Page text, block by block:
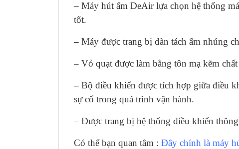
– Máy hút ẩm DeAir lựa chọn hệ thống
tốt.
– Máy được trang bị dàn tách ẩm nhúng
– Vỏ quạt được làm bằng tôn mạ kẽm
– Bộ điều khiển được tích hợp giữa điều
sự cố trong quá trình vận hành.
– Được trang bị hệ thống điều khiển
Có thể bạn quan tâm : Đây chính là máy